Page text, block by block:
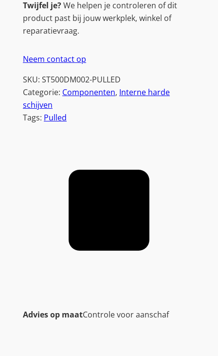
Twijfel je?We helpen je controleren of dit
product past bij jouw werkplek, winkel of
reparatievraag.
Neem contact op
SKU: ST500DM002-PULLED
Categorie: Componenten, Interne harde
schijven
Tags: Pulled
Advies op maatControle voor aanschaf